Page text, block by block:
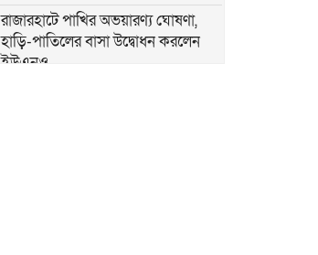
রাজারহাটে পাখির অভয়ারণ্য ঘোষণা,
হাড়ি-পাতিলের বাসা উদ্বোধন করলেন
ইউএনও